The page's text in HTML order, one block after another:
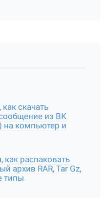
скачать
из ВК
на компьютер и
как распаковать
архив RAR, Tar Gz,
типы